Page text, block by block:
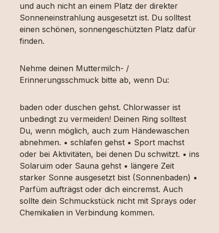
und auch nicht an einem Platz der direkter
Sonneneinstrahlung ausgesetzt ist. Du solltest
einen schönen, sonnengeschützten Platz dafür
finden.
Nehme deinen Muttermilch- /
Erinnerungsschmuck bitte ab, wenn Du:
baden oder duschen gehst. Chlorwasser ist
unbedingt zu vermeiden! Deinen Ring solltest
Du, wenn möglich, auch zum Händewaschen
abnehmen. • schlafen gehst • Sport machst
oder bei Aktivitäten, bei denen Du schwitzt. • ins
Solaruim oder Sauna gehst • längere Zeit
starker Sonne ausgesetzt bist (Sonnenbaden) •
Parfüm aufträgst oder dich eincremst. Auch
sollte dein Schmuckstück nicht mit Sprays oder
Chemikalien in Verbindung kommen.